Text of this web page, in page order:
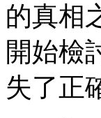
的真相
開始檢
失了正